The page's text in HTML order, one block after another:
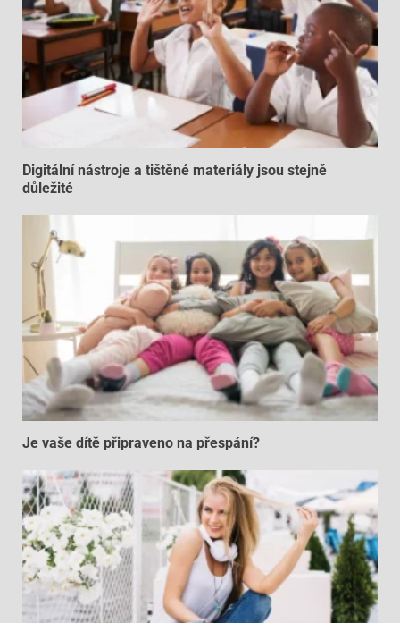
Digitální nástroje a tištěné materiály jsou stejně
důležité
Je vaše dítě připraveno na přespání?